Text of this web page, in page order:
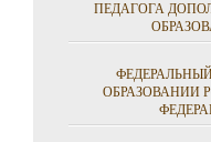
ПЕДАГОГА
ОБРАЗОВАНИИ